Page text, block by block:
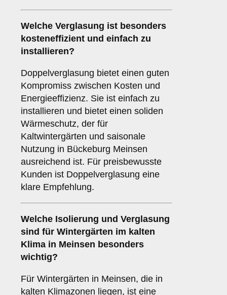
Welche Verglasung ist besonders
kosteneffizient und einfach zu
installieren?
Doppelverglasung bietet einen guten
Kompromiss zwischen Kosten und
Energieeffizienz. Sie ist einfach zu
installieren und bietet einen soliden
Wärmeschutz, der für
Kaltwintergärten und saisonale
Nutzung in Bückeburg Meinsen
ausreichend ist. Für preisbewusste
Kunden ist Doppelverglasung eine
klare Empfehlung.
Welche Isolierung und Verglasung
sind für Wintergärten im kalten
Klima in Meinsen besonders
wichtig?
Für Wintergärten in Meinsen, die in
kalten Klimazonen liegen, ist eine